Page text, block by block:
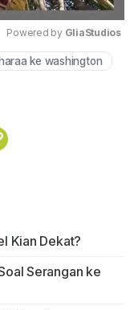
Mute
Powered by GliaStudios
ke washington
Kian Dekat?
Serangan ke